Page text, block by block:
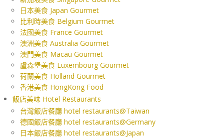
日本美食 Japan Gourmet
比利時美食 Belgium Gourmet
法國美食 France Gourmet
澳洲美食 Australia Gourmet
澳門美食 Macau Gourmet
盧森堡美食 Luxembourg Gourmet
荷蘭美食 Holland Gourmet
香港美食 HongKong Food
飯店美味 Hotel Restaurants
台灣飯店餐廳 hotel restaurants@Taiwan
德國飯店餐廳 hotel restaurants@Germany
日本飯店餐廳 hotel restaurants@Japan